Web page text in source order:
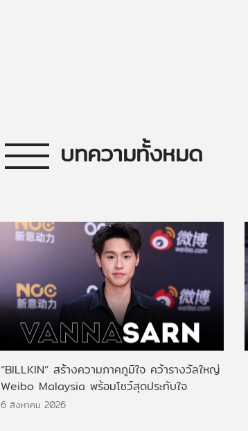
บทความทั้งหมด
“BILLKIN” สร้างความภาคภูมิใจ คว้ารางวัลใหญ่
Weibo Malaysia พร้อมโชว์สุดประทับใจ
6 สิงหาคม 2026